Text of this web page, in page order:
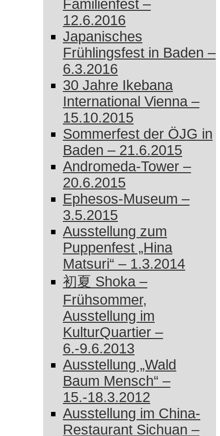
Familienfest –
12.6.2016
Japanisches
Frühlingsfest in Baden –
6.3.2016
30 Jahre Ikebana
International Vienna –
15.10.2015
Sommerfest der ÖJG in
Baden – 21.6.2015
Andromeda-Tower –
20.6.2015
Ephesos-Museum –
3.5.2015
Ausstellung zum
Puppenfest „Hina
Matsuri“ – 1.3.2014
初夏 Shoka –
Frühsommer,
Ausstellung im
KulturQuartier –
6.-9.6.2013
Ausstellung „Wald
Baum Mensch“ –
15.-18.3.2012
Ausstellung im China-
Restaurant Sichuan –